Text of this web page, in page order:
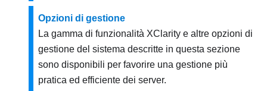
Opzioni di gestione
La gamma di funzionalità XClarity e altre opzioni di
gestione del sistema descritte in questa sezione
sono disponibili per favorire una gestione più
pratica ed efficiente dei server.